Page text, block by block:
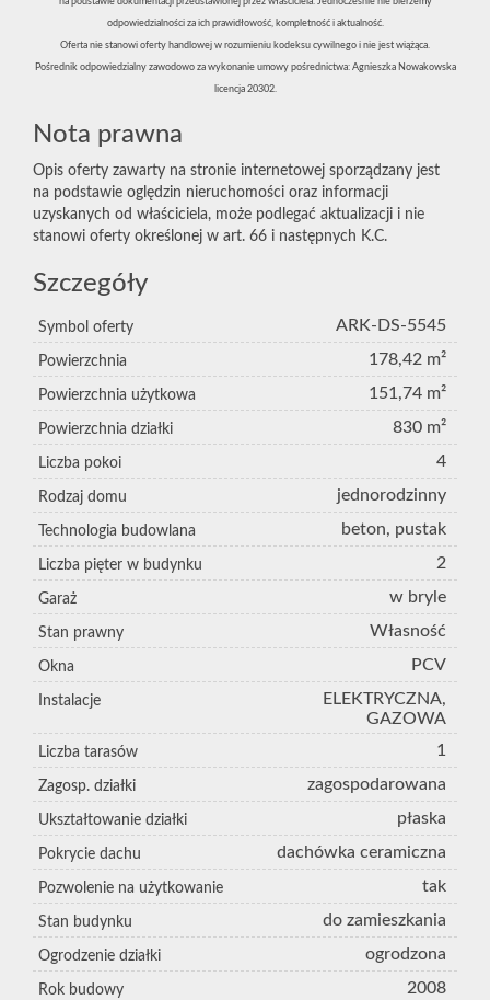
na podstawie dokumentacji przedstawionej przez właściciela. Jednocześnie nie bierzemy
odpowiedzialności za ich prawidłowość, kompletność i aktualność.
Oferta nie stanowi oferty handlowej w rozumieniu kodeksu cywilnego i nie jest wiążąca.
Pośrednik odpowiedzialny zawodowo za wykonanie umowy pośrednictwa: Agnieszka Nowakowska
licencja 20302.
Nota prawna
Opis oferty zawarty na stronie internetowej sporządzany jest
na podstawie oględzin nieruchomości oraz informacji
uzyskanych od właściciela, może podlegać aktualizacji i nie
stanowi oferty określonej w art. 66 i następnych K.C.
Szczegóły
Symbol oferty ARK-DS-5545
Powierzchnia 178,42 m²
Powierzchnia użytkowa 151,74 m²
Powierzchnia działki 830 m²
Liczba pokoi 4
Rodzaj domu jednorodzinny
Technologia budowlana beton, pustak
Liczba pięter w budynku 2
Garaż w bryle
Stan prawny Własność
Okna PCV
Instalacje
ELEKTRYCZNA,
GAZOWA
Liczba tarasów 1
Zagosp. działki zagospodarowana
Ukształtowanie działki płaska
Pokrycie dachu dachówka ceramiczna
Pozwolenie na użytkowanie tak
Stan budynku do zamieszkania
Ogrodzenie działki ogrodzona
Rok budowy 2008